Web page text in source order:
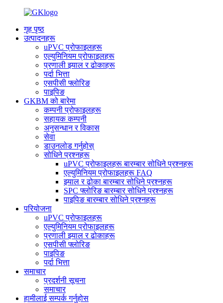
गृह पृष्ठ
उत्पादनहरू
uPVC प्रोफाइलहरू
एल्युमिनियम प्रोफाइलहरू
प्रणाली झ्याल र ढोकाहरू
पर्दा भित्ता
एसपीसी फ्लोरिङ
पाइपिङ
GKBM को बारेमा
कम्पनी प्रोफाइलहरू
सहायक कम्पनी
अनुसन्धान र विकास
सेवा
डाउनलोड गर्नुहोस्
सोधिने प्रश्नहरू
uPVC प्रोफाइलहरू बारम्बार सोधिने प्रश्नहरू
एल्युमिनियम प्रोफाइलहरू FAQ
झ्याल र ढोका बारम्बार सोधिने प्रश्नहरू
SPC फ्लोरिङ बारम्बार सोधिने प्रश्नहरू
पाइपिङ बारम्बार सोधिने प्रश्नहरू
परियोजना
uPVC प्रोफाइलहरू
एल्युमिनियम प्रोफाइलहरू
प्रणाली झ्याल र ढोकाहरू
एसपीसी फ्लोरिङ
पाइपिङ
पर्दा भित्ता
समाचार
प्रदर्शनी सूचना
समाचार
हामीलाई सम्पर्क गर्नुहोस